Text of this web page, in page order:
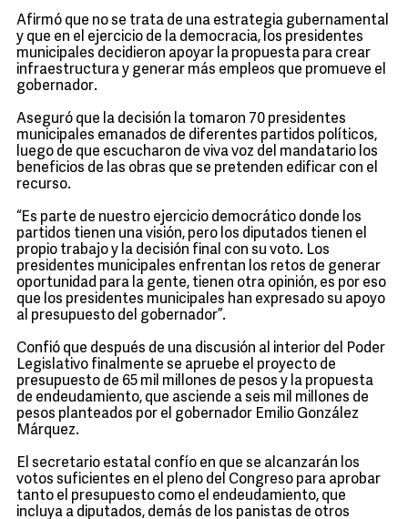
Afirmó que no se trata de una estrategia gubernamental
y que en el ejercicio de la democracia, los presidentes
municipales decidieron apoyar la propuesta para crear
infraestructura y generar más empleos que promueve el
gobernador.
Aseguró que la decisión la tomaron 70 presidentes
municipales emanados de diferentes partidos políticos,
luego de que escucharon de viva voz del mandatario los
beneficios de las obras que se pretenden edificar con el
recurso.
“Es parte de nuestro ejercicio democrático donde los
partidos tienen una visión, pero los diputados tienen el
propio trabajo y la decisión final con su voto. Los
presidentes municipales enfrentan los retos de generar
oportunidad para la gente, tienen otra opinión, es por eso
que los presidentes municipales han expresado su apoyo
al presupuesto del gobernador”.
Confió que después de una discusión al interior del Poder
Legislativo finalmente se apruebe el proyecto de
presupuesto de 65 mil millones de pesos y la propuesta
de endeudamiento, que asciende a seis mil millones de
pesos planteados por el gobernador Emilio González
Márquez.
El secretario estatal confío en que se alcanzarán los
votos suficientes en el pleno del Congreso para aprobar
tanto el presupuesto como el endeudamiento, que
incluya a diputados, demás de los panistas de otros